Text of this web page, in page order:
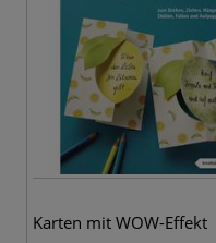
Karten mit WOW-Effekt